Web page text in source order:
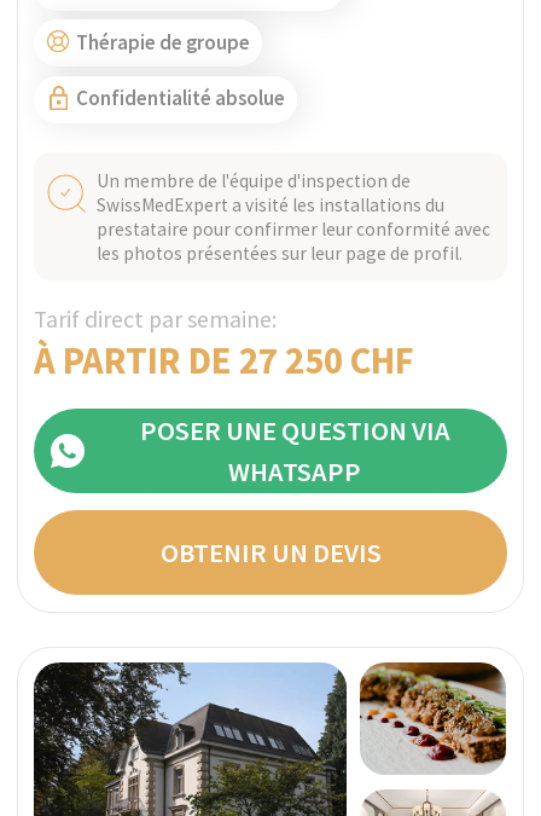
NYON, SUISSE
Clinique La Métairie
Vérifié
Tarif direct par semaine:
À proximité du lac Léman, la Clinique La
type hôtelier alliant une approche médicale et
le modèle Minnesota pour le traitement des
addictions.
INDIVIDUEL
OBTENIR UN DEVIS
Un membre de l'équipe d'inspection de
SwissMedExpert a visité les installations du
prestataire pour confirmer leur conformité avec
les photos présentées sur leur page de profil.
WHATSAPP